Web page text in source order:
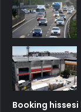
Booking